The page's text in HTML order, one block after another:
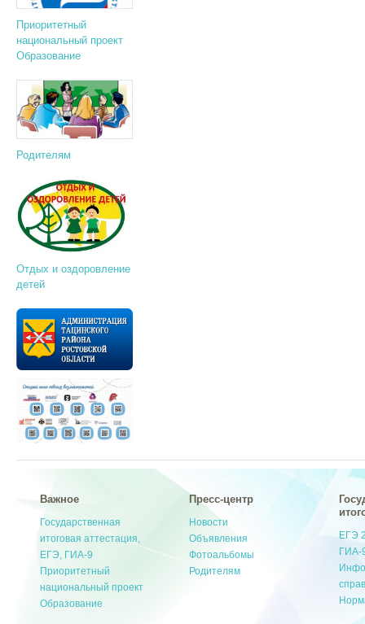
Приоритетный
национальный проект
Образование
Родителям
Отдых и оздоровление
детей
Важное
Государственная
итоговая аттестация,
ЕГЭ, ГИА-9
Приоритетный
национальный проект
Образование
Пресс-центр
Новости
Объявления
Фотоальбомы
Родителям
ЕГЭ
ГИА-